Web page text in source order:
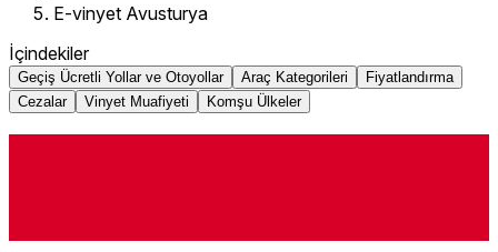
E-vinyet Avusturya
İçindekiler
Geçiş Ücretli Yollar ve Otoyollar Araç Kategorileri
Fiyatlandırma
Cezalar
Vinyet Muafiyeti Komşu Ülkeler